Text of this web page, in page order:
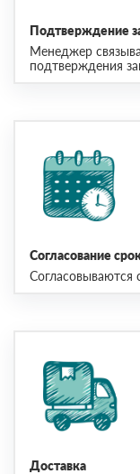
Подтверждение
Менеджер
подтверждения
Согласование
Согласовываются
Доставка